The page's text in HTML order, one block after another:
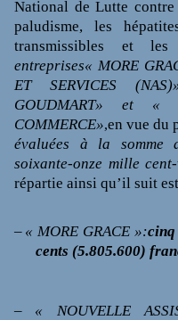
National de Lutte
paludisme, les
transmissibles et les
entreprises« MORE
ET SERVICES
GOUDMART» et «
COMMERCE»,en vue du
évaluées à la somme
soixante-onze mille
répartie ainsi qu’il suit
– « MORE GRACE »:
cents (5.805.600)
–
« NOUVELLE